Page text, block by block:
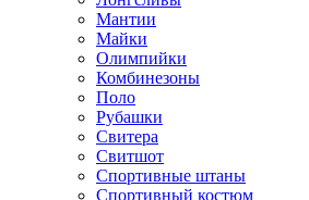
Мантии
Майки
Олимпийки
Комбинезоны
Поло
Рубашки
Свитера
Свитшот
Спортивные штаны
Спортивный костюм